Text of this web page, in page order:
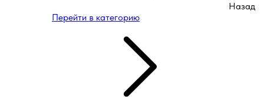
Назад
Перейти в категорию